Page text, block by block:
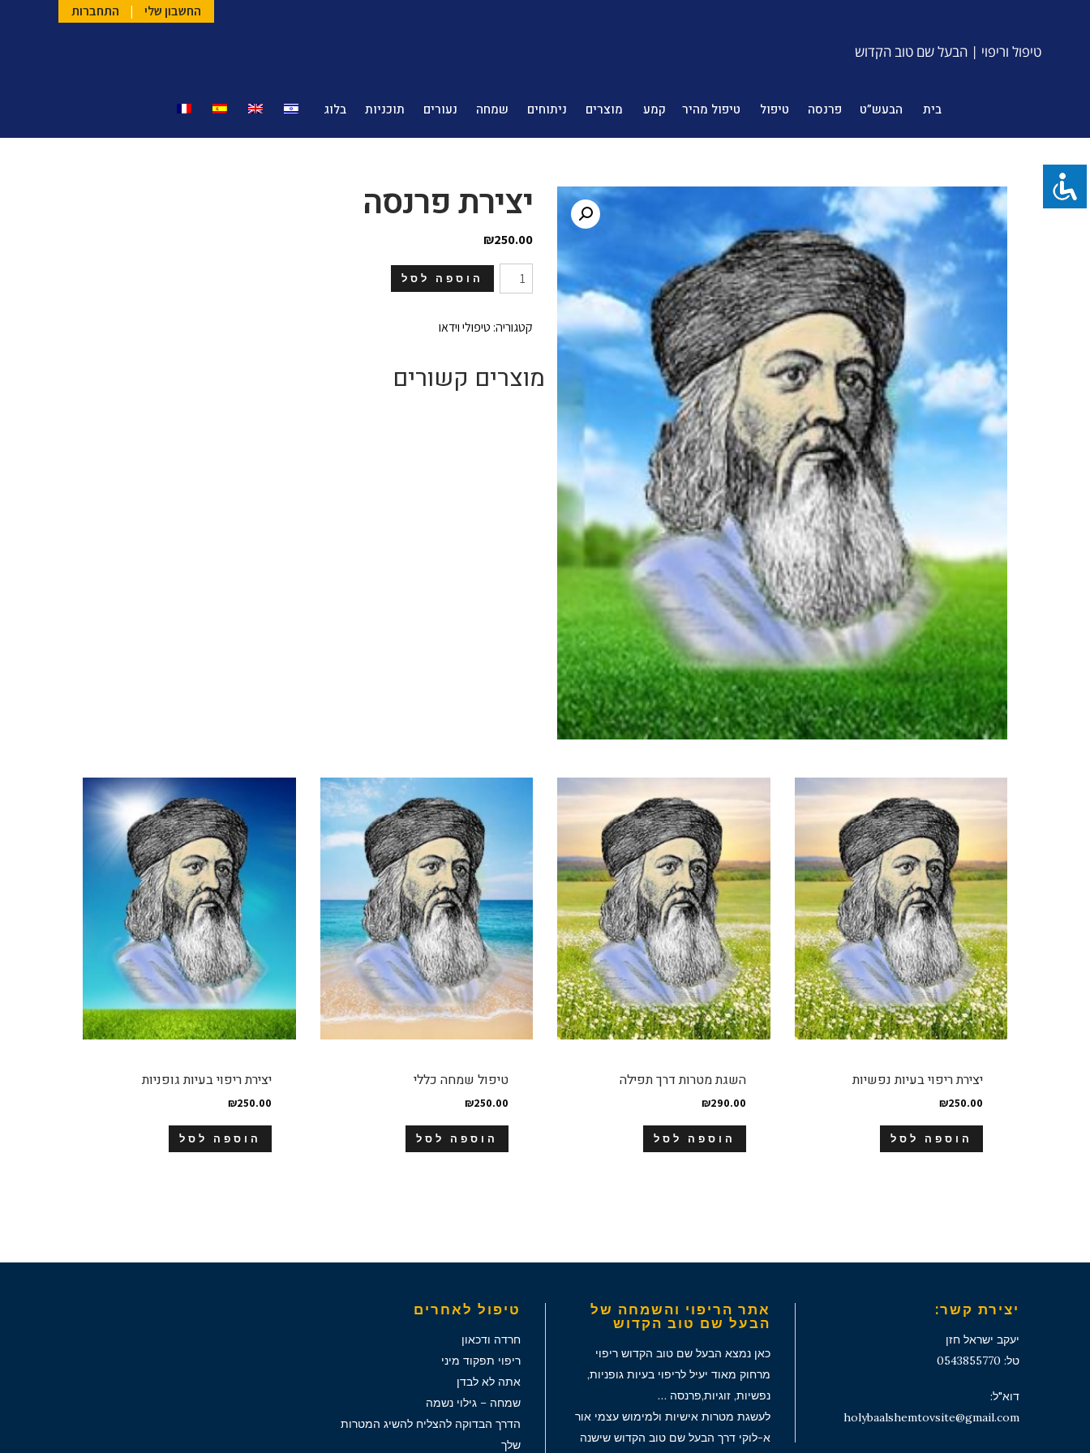
החשבון שלי | התחברות
טיפול וריפוי | הבעל שם טוב הקדוש
בית הבעש”ט פרנסה טיפול טיפול מהיר קמע מוצרים ניתוחים שמחה נעורים תוכניות בלוג
יצירת פרנסה
₪250.00
כמות
של
הוספה לסל
קטגוריה: טיפולי וידאו
מוצרים קשורים
יצירת ריפוי בעיות נפשיות
₪250.00
הוספה לסל
השגת מטרות דרך תפילה
₪290.00
הוספה לסל
טיפול שמחה כללי
₪250.00
הוספה לסל
יצירת ריפוי בעיות גופניות
₪250.00
הוספה לסל
יצירת קשר:
יעקב ישראל חזן
טל: 0543855770
דוא"ל:
holybaalshemtovsite@gmail.com
אתר הריפוי והשמחה של
הבעל שם טוב הקדוש
כאן נמצא הבעל שם טוב הקדוש ריפוי
מרחוק מאוד יעיל לריפוי בעיות גופניות,
נפשיות, זוגיות,פרנסה …
לעשגת מטרות אישיות ולמימוש עצמי אור
א-לוקי דרך הבעל שם טוב הקדוש שישנה
טיפול לאחרים
חרדה ודכאון
ריפוי תפקוד מיני
אתה לא לבדן
שמחה – גילוי נשמה
הדרך הבדוקה להצליח להשיג המטרות
שלך